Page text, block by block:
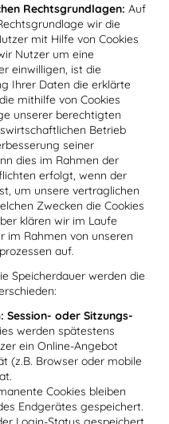
Rechtsgrundlagen: Auf
wir die
mit Hilfe von Cookies
Nutzer um eine
einwilligen, ist die
Ihrer Daten die erklärte
mithilfe von Cookies
unserer berechtigten
Betrieb
seiner
dies im Rahmen der
erfolgt, wenn der
um unsere vertraglichen
Zwecken die Cookies
klären wir im Laufe
im Rahmen von unseren
auf.
Speicherdauer werden die
Session- oder Sitzungs-
werden spätestens
ein Online-Angebot
(z.B. Browser oder mobile
Cookies bleiben
Endgerätes gespeichert.